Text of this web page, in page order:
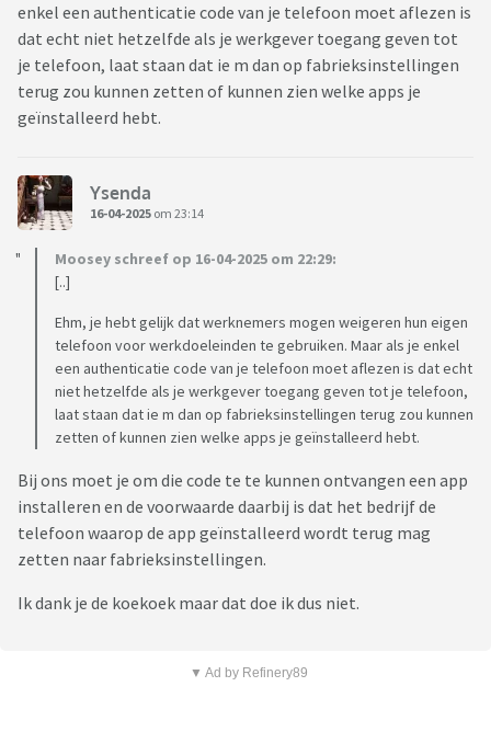
enkel een authenticatie code van je telefoon moet aflezen is
dat echt niet hetzelfde als je werkgever toegang geven tot
je telefoon, laat staan dat ie m dan op fabrieksinstellingen
terug zou kunnen zetten of kunnen zien welke apps je
geïnstalleerd hebt.
Ysenda
16-04-2025 om 23:14
Moosey schreef op 16-04-2025 om 22:29:
[..]
Ehm, je hebt gelijk dat werknemers mogen weigeren hun eigen
telefoon voor werkdoeleinden te gebruiken. Maar als je enkel
een authenticatie code van je telefoon moet aflezen is dat echt
niet hetzelfde als je werkgever toegang geven tot je telefoon,
laat staan dat ie m dan op fabrieksinstellingen terug zou kunnen
zetten of kunnen zien welke apps je geïnstalleerd hebt.
Bij ons moet je om die code te te kunnen ontvangen een app
installeren en de voorwaarde daarbij is dat het bedrijf de
telefoon waarop de app geïnstalleerd wordt terug mag
zetten naar fabrieksinstellingen.
Ik dank je de koekoek maar dat doe ik dus niet.
▼ Ad by Refinery89